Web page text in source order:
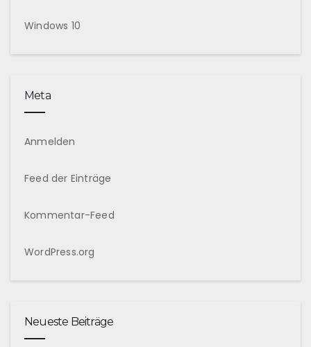
Windows 10
Meta
Anmelden
Feed der Einträge
Kommentar-Feed
WordPress.org
Neueste Beiträge